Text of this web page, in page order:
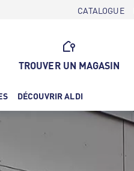
CATALOGUE
TROUVER UN MAGASIN
DÉCOUVRIR ALDI